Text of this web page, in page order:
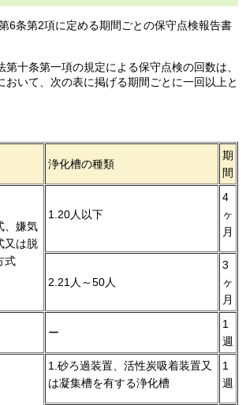
6条第2項に定める期間ごとの保守点検報告書
第十条第一項の規定による保守点検の回数は、
おいて、次の表に掲げる期間ごとに一回以上と
浄化槽の種類
期
間
、嫌気
又は脱
式
1.20人以下
4
ヶ
月
2.21人～50人
3
ヶ
月
ー
1
週
1.砂ろ過装置、活性炭吸着装置又
は凝集槽を有する浄化槽
1
週